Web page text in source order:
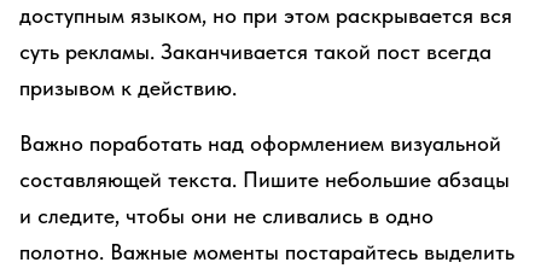
доступным языком, но при этом раскрывается вся
суть рекламы. Заканчивается такой пост всегда
призывом к действию.
Важно поработать над оформлением визуальной
составляющей текста. Пишите небольшие абзацы
и следите, чтобы они не сливались в одно
полотно. Важные моменты постарайтесь выделить